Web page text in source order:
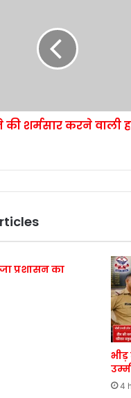
की शर्मसार करने वाली
प्रशासन का
भीड़
4